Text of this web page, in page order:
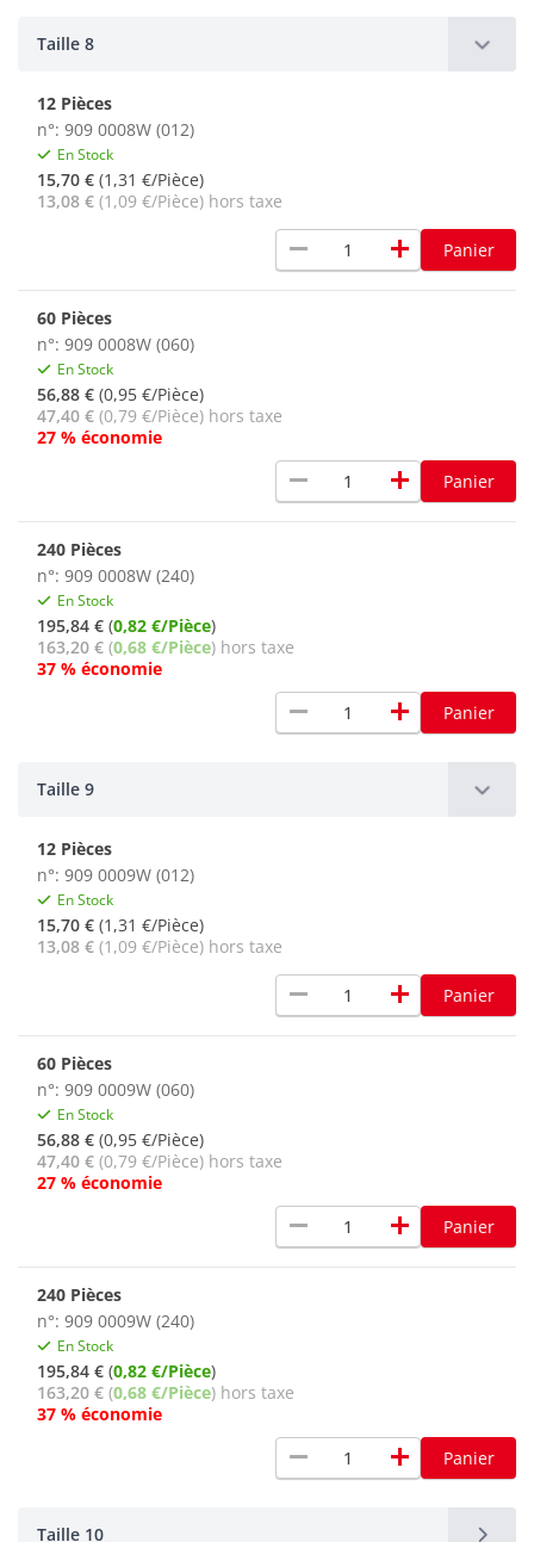
Taille 8
12 Pièces
n°: 909 0008W (012)
En Stock
15,70 € (1,31 €/Pièce)
13,08 € (1,09 €/Pièce) hors taxe
remove add Panier
60 Pièces
n°: 909 0008W (060)
En Stock
56,88 € (0,95 €/Pièce)
47,40 € (0,79 €/Pièce) hors taxe
27 % économie
remove add Panier
240 Pièces
n°: 909 0008W (240)
En Stock
195,84 € (0,82 €/Pièce)
163,20 € (0,68 €/Pièce) hors taxe
37 % économie
remove add Panier
Taille 9
12 Pièces
n°: 909 0009W (012)
En Stock
15,70 € (1,31 €/Pièce)
13,08 € (1,09 €/Pièce) hors taxe
remove add Panier
60 Pièces
n°: 909 0009W (060)
En Stock
56,88 € (0,95 €/Pièce)
47,40 € (0,79 €/Pièce) hors taxe
27 % économie
remove add Panier
240 Pièces
n°: 909 0009W (240)
En Stock
195,84 € (0,82 €/Pièce)
163,20 € (0,68 €/Pièce) hors taxe
37 % économie
remove add Panier
Taille 10